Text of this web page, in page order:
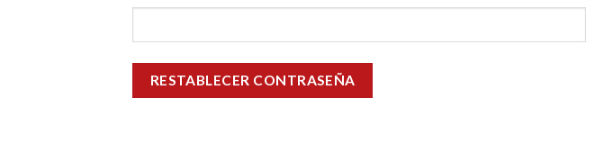
RESTABLECER CONTRASEÑA